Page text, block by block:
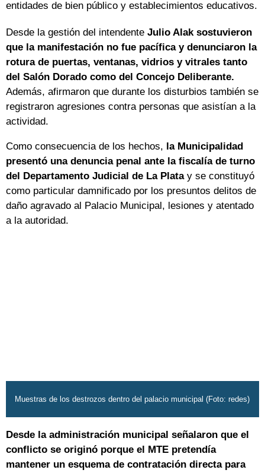
entidades de bien público y establecimientos educativos.
Desde la gestión del intendente Julio Alak sostuvieron
que la manifestación no fue pacífica y denunciaron la
rotura de puertas, ventanas, vidrios y vitrales tanto
del Salón Dorado como del Concejo Deliberante.
Además, afirmaron que durante los disturbios también se
registraron agresiones contra personas que asistían a la
actividad.
Como consecuencia de los hechos, la Municipalidad
presentó una denuncia penal ante la fiscalía de turno
del Departamento Judicial de La Plata y se constituyó
como particular damnificado por los presuntos delitos de
daño agravado al Palacio Municipal, lesiones y atentado
a la autoridad.
Muestras de los destrozos dentro del palacio municipal (Foto: redes)
Desde la administración municipal señalaron que el
conflicto se originó porque el MTE pretendía
mantener un esquema de contratación directa para